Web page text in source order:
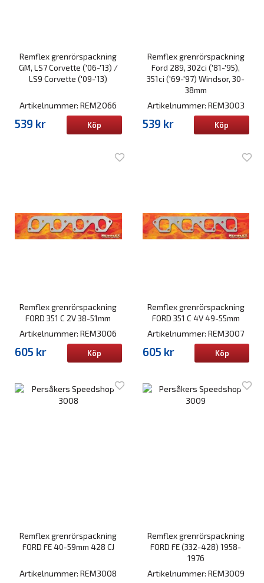
Remflex grenrörspackning
GM, LS7 Corvette ('06-'13) /
LS9 Corvette ('09-'13)
Artikelnummer: REM2066
539 kr Köp
Remflex grenrörspackning
Ford 289, 302ci ('81-'95),
351ci ('69-'97) Windsor, 30-
38mm
Artikelnummer: REM3003
539 kr Köp
Remflex grenrörspackning
FORD 351 C 2V 38-51mm
Artikelnummer: REM3006
605 kr Köp
Remflex grenrörspackning
FORD 351 C 4V 49-55mm
Artikelnummer: REM3007
605 kr Köp
Remflex grenrörspackning
FORD FE 40-59mm 428 CJ
Artikelnummer: REM3008
Remflex grenrörspackning
FORD FE (332-428) 1958-
1976
Artikelnummer: REM3009